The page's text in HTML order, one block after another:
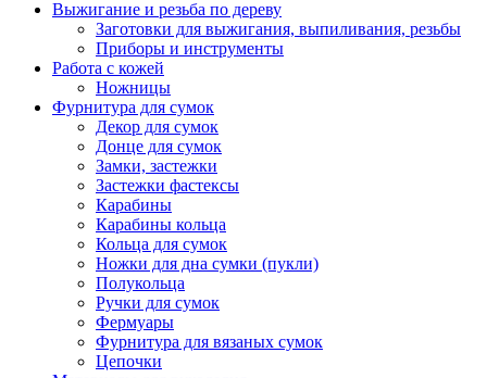
Выжигание и резьба по дереву
Заготовки для выжигания, выпиливания, резьбы
Приборы и инструменты
Работа с кожей
Ножницы
Фурнитура для сумок
Декор для сумок
Донце для сумок
Замки, застежки
Застежки фастексы
Карабины
Карабины кольца
Кольца для сумок
Ножки для дна сумки (пукли)
Полукольца
Ручки для сумок
Фермуары
Фурнитура для вязаных сумок
Цепочки